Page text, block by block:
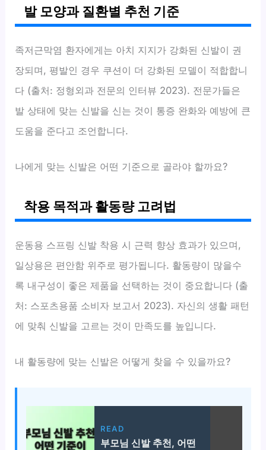
발 모양과 질환별 추천 기준
족저근막염 환자에게는 아치 지지가 강화된 신발이 권
장되며, 평발인 경우 쿠션이 더 강화된 모델이 적합합니
다 (출처: 정형외과 전문의 인터뷰 2023). 전문가들은
발 상태에 맞는 신발을 신는 것이 통증 완화와 예방에 큰
도움을 준다고 조언합니다.
나에게 맞는 신발은 어떤 기준으로 골라야 할까요?
착용 목적과 활동량 고려법
운동용 스프링 신발 착용 시 근력 향상 효과가 있으며,
일상용은 편안함 위주로 평가됩니다. 활동량이 많을수
록 내구성이 좋은 제품을 선택하는 것이 중요합니다 (출
처: 스포츠용품 소비자 보고서 2023). 자신의 생활 패턴
에 맞춰 신발을 고르는 것이 만족도를 높입니다.
내 활동량에 맞는 신발은 어떻게 찾을 수 있을까요?
READ
부모님 신발 추천, 어떤